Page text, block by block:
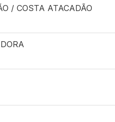
/ COSTA ATACADÃO